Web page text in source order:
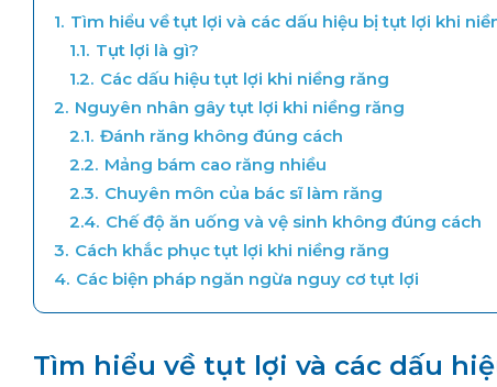
1. Tìm hiểu về tụt lợi và các dấu hiệu bị tụt lợi khi
1.1. Tụt lợi là gì?
1.2. Các dấu hiệu tụt lợi khi niềng răng
2. Nguyên nhân gây tụt lợi khi niềng răng
2.1. Đánh răng không đúng cách
2.2. Mảng bám cao răng nhiều
2.3. Chuyên môn của bác sĩ làm răng
2.4. Chế độ ăn uống và vệ sinh không đúng cách
3. Cách khắc phục tụt lợi khi niềng răng
4. Các biện pháp ngăn ngừa nguy cơ tụt lợi
Tìm hiểu về tụt lợi và các dấu